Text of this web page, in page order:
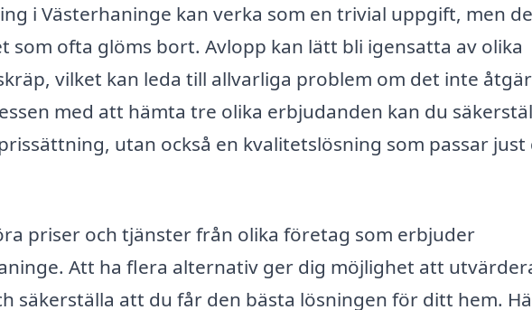
i Västerhaninge kan verka som en trivial uppgift, men
som ofta glöms bort. Avlopp kan lätt bli igensatta av olika
vilket kan leda till allvarliga problem om det inte
med att hämta tre olika erbjudanden kan du
utan också en kvalitetslösning som passar just
priser och tjänster från olika företag som erbjuder
Att ha flera alternativ ger dig möjlighet att
säkerställa att du får den bästa lösningen för ditt hem.